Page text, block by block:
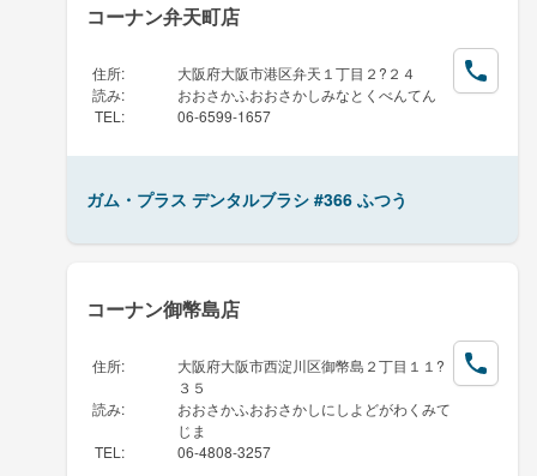
コーナン弁天町店
住所:
大阪府大阪市港区弁天１丁目２?２４
読み:
おおさかふおおさかしみなとくべんてん
TEL : 06-6599-1657
ガム・プラス デンタルブラシ #366 ふつう
コーナン御幣島店
住所:
大阪府大阪市西淀川区御幣島２丁目１１?
３５
読み:
おおさかふおおさかしにしよどがわくみて
じま
TEL : 06-4808-3257